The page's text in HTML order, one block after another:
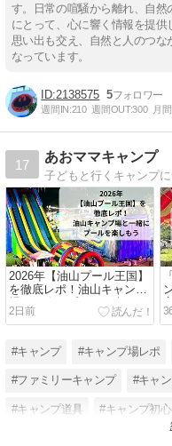
す。日常の喧騒から離れ、自然
にとって、心に響く情報を提
思い出も交え、自然と人のつ
なっています。
2138575 5
週間IN:210 週間OUT:300 月
17
あおママキャンプ
2026年【油山プール王国】
を徹底レポ！油山キャンプ
場と一緒にプールを楽しも
う
2日前
#キャンプ #キャンプ場レポ
#ファミリーキャンプ #キャ
#キャンプ道具 #キャンプ初